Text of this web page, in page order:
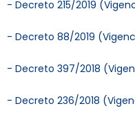
- Decreto 215/2019
- Decreto 88/2019
- Decreto 397/2018
- Decreto 236/2018